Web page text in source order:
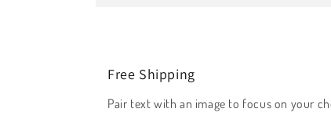
Free Shipping
Pair text with an image to focus on your